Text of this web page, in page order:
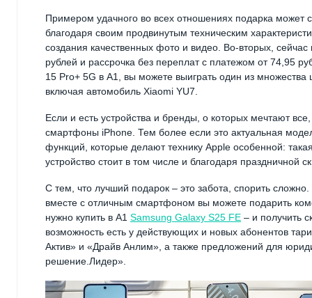
Примером удачного во всех отношениях подарка может
благодаря своим продвинутым техническим
создания качественных фото и видео. Во-вторых, сейчас
рублей и рассрочка без переплат с платежом от 74,95
15 Pro+ 5G в А1, вы можете выиграть один из
включая автомобиль Xiaomi YU7.
Если и есть устройства и бренды, о которых мечтают
смартфоны iPhone. Тем более если это актуальная
функций, которые делают технику Apple особенной:
устройство стоит в том числе и благодаря праздничной
С тем, что лучший подарок – это забота, спорить
вместе с отличным смартфоном вы можете подарить
нужно купить в А1 Samsung Galaxy S25 FE – и получить
возможность есть у действующих и новых абонентов
Актив» и «Драйв Анлим», а также предложений для
решение.Лидер».